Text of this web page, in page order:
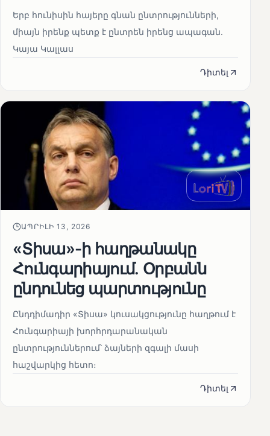
Երբ հունիսին հայերը գնան ընտրությունների,
միայն իրենք պետք է ընտրեն իրենց ապագան.
Կայա Կալլաս
Դիտել
ԱՊՐԻԼԻ 13, 2026
«Տիսա»-ի հաղթանակը
Հունգարիայում․ Օրբանն
ընդունեց պարտությունը
Ընդդիմադիր «Տիսա» կուսակցությունը հաղթում է
Հունգարիայի խորհրդարանական
ընտրություններում՝ ձայների զգալի մասի
հաշվարկից հետո։
Դիտել